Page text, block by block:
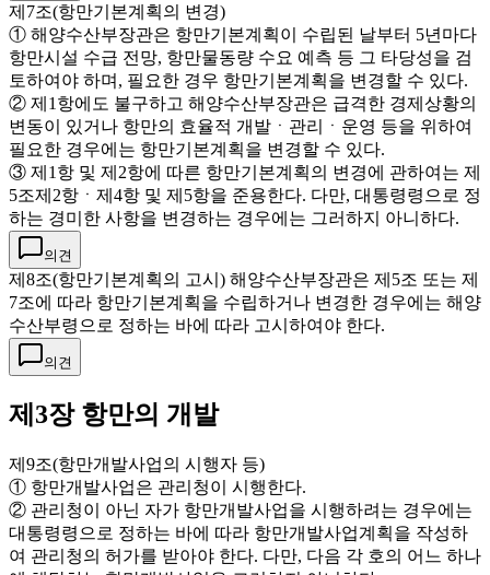
제7조(항만기본계획의 변경)
① 해양수산부장관은 항만기본계획이 수립된 날부터 5년마다
항만시설 수급 전망, 항만물동량 수요 예측 등 그 타당성을 검
토하여야 하며, 필요한 경우 항만기본계획을 변경할 수 있다.
② 제1항에도 불구하고 해양수산부장관은 급격한 경제상황의
변동이 있거나 항만의 효율적 개발ㆍ관리ㆍ운영 등을 위하여
필요한 경우에는 항만기본계획을 변경할 수 있다.
③ 제1항 및 제2항에 따른 항만기본계획의 변경에 관하여는 제
5조제2항ㆍ제4항 및 제5항을 준용한다. 다만, 대통령령으로 정
하는 경미한 사항을 변경하는 경우에는 그러하지 아니하다.
의견
제8조(항만기본계획의 고시) 해양수산부장관은 제5조 또는 제
7조에 따라 항만기본계획을 수립하거나 변경한 경우에는 해양
수산부령으로 정하는 바에 따라 고시하여야 한다.
의견
제3장 항만의 개발
제9조(항만개발사업의 시행자 등)
① 항만개발사업은 관리청이 시행한다.
② 관리청이 아닌 자가 항만개발사업을 시행하려는 경우에는
대통령령으로 정하는 바에 따라 항만개발사업계획을 작성하
여 관리청의 허가를 받아야 한다. 다만, 다음 각 호의 어느 하나